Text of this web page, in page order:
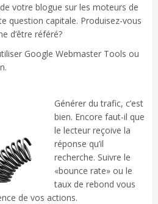
votre blogue sur les moteurs de
question capitale. Produisez-vous
d’être référé?
Google Webmaster Tools ou
Générer du trafic, c’est
bien. Encore faut-il que
le lecteur reçoive la
réponse qu’il
recherche. Suivre le
«bounce rate» ou le
taux de rebond vous
de vos actions.